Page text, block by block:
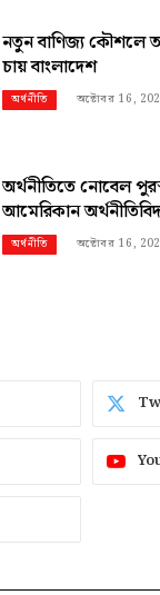
নতুন বাণিজ্য কৌশলে
চায় বাংলাদেশ
অর্থনীতি অক্টোবর 16,
অর্থনীতিতে নোবেল
আমেরিকান অর্থনীতিবিদ
অর্থনীতি অক্টোবর 16,